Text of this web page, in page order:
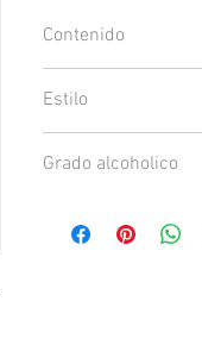
Contenido
Estilo
Grado alcoholico